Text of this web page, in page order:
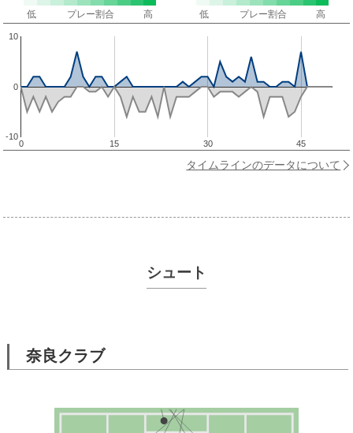
低 プレー割合 高 低 プレー割合 高
0 15 30 45
-10
0
10
タイムラインのデータについて
シュート
奈良クラブ